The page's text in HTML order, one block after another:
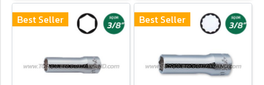
Best Seller Best Seller